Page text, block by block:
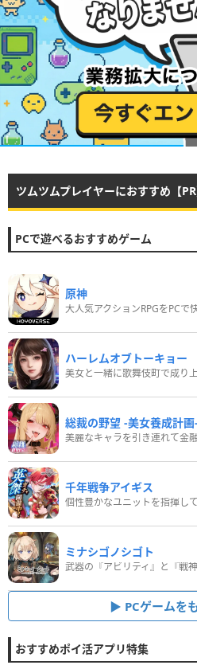
ツムツムプレイヤーにおすすめ【PR
PCで遊べるおすすめゲーム
原神
大人気アクションRPGをPCで
ハーレムオブトーキョー
美女と一緒に歌舞伎町で成り
総裁の野望 -美女養成計画-
美麗なキャラを引き連れて金
千年戦争アイギス
個性豊かなユニットを指揮し
ミナシゴノシゴト
PCゲームを
おすすめポイ活アプリ特集